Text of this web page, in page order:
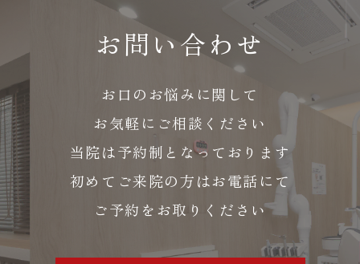
お問い合わせ
お口のお悩みに関して
お気軽にご相談ください
当院は予約制となっております
初めてご来院の方はお電話にて
ご予約をお取りください